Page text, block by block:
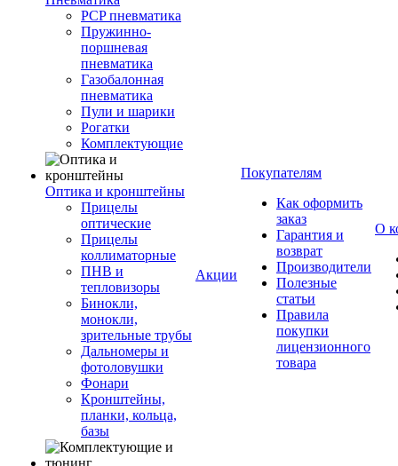
PCP пневматика
Пружинно-
поршневая
пневматика
Газобалонная
пневматика
Пули и шарики
Рогатки
Комплектующие
Оптика и кронштейны
Прицелы
оптические
Прицелы
коллиматорные
ПНВ и
тепловизоры
Бинокли,
монокли,
зрительные трубы
Дальномеры и
фотоловушки
Фонари
Кронштейны,
планки, кольца,
базы
Акции
Покупателям
Как оформить
заказ
Гарантия и
возврат
Производители
Полезные
статьи
Правила
покупки
лицензионного
товара
О